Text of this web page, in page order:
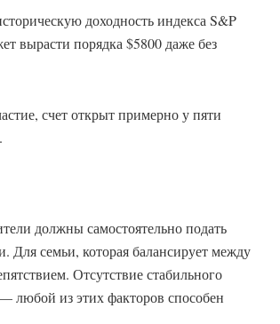
доходность индекса S&P
вырасти порядка $5800 даже без
счет открыт примерно у пяти
должны самостоятельно подать
Для семьи, которая балансирует между
Отсутствие стабильного
любой из этих факторов способен